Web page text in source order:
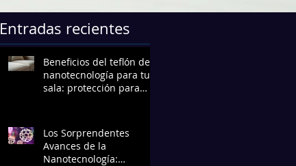
Beneficios del teflón de
nanotecnología para tu
sala: protección para
Los Sorprendentes
Avances de la
Nanotecnología:
Entradas recientes